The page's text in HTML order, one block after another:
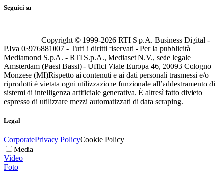
Seguici su
Copyright © 1999-2026 RTI S.p.A. Business Digital -
P.Iva 03976881007 - Tutti i diritti riservati - Per la pubblicità
Mediamond S.p.A. - RTI S.p.A., Mediaset N.V., sede legale
Amsterdam (Paesi Bassi) - Uffici Viale Europa 46, 20093 Cologno
Monzese (MI)Rispetto ai contenuti e ai dati personali trasmessi e/o
riprodotti è vietata ogni utilizzazione funzionale all’addestramento di
sistemi di intelligenza artificiale generativa. È altresì fatto divieto
espresso di utilizzare mezzi automatizzati di data scraping.
Legal
CorporatePrivacy PolicyCookie Policy
Media
Video
Foto